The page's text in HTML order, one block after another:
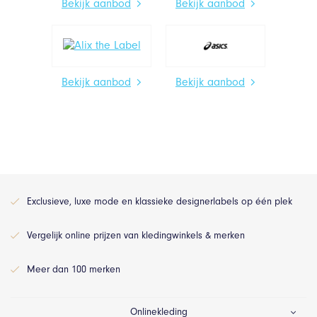
Bekijk aanbod Bekijk aanbod
Bekijk aanbod Bekijk aanbod
Exclusieve, luxe mode en klassieke designerlabels op één plek
Vergelijk online prijzen van kledingwinkels & merken
Meer dan 100 merken
Onlinekleding